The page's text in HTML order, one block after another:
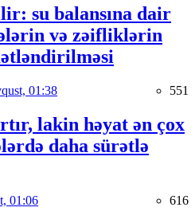
su balansına dair
və zəifliklərin
01:38 551
lakin həyat ən çox
daha sürətlə
01:06 616